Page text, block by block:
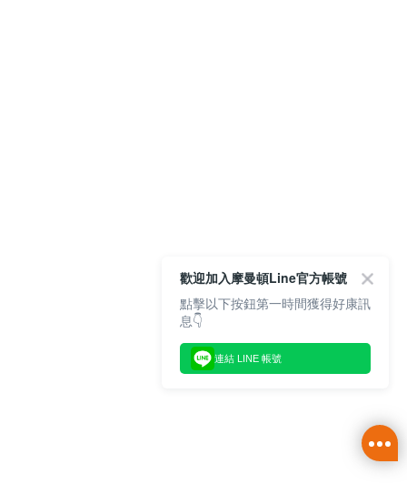
歡迎加入摩曼頓Line官方帳號
點擊以下按鈕第一時間獲得好康訊
息👇
連結 LINE 帳號